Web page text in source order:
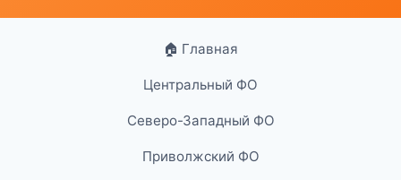
🏠 Главная
Центральный ФО
Северо-Западный ФО
Приволжский ФО